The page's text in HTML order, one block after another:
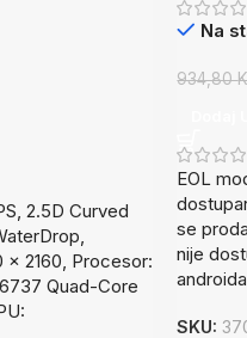
2.5D Curved
x 2160, Procesor:
Quad-Core
Na
934,80
EOL
se
nije
SKU: